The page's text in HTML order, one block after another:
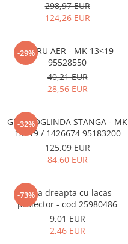
298,97 EUR
124,26 EUR
-29%
FILTRU AER - MK 13<19
95528550
40,21 EUR
28,56 EUR
-32%
GEAM OGLINDA STANGA - MK
13<19 / 1426674 95183200
125,09 EUR
84,60 EUR
-73%
Grila dreapta cu lacas
proiector - cod 25980486
9,01 EUR
2,46 EUR